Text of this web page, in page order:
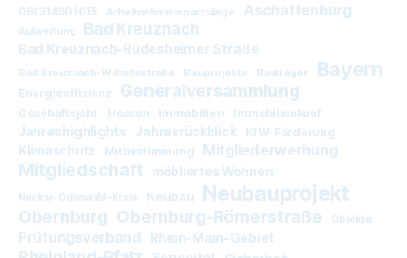
061314901015 Arbeitnehmersparzulage Aschaffenburg
Aufwertung Bad Kreuznach
Bad Kreuznach-Rüdesheimer Straße
Bad Kreuznach-Wilhelmstraße Bauprojekte Bauträger Bayern
Energieeffizienz Generalversammlung
Geschäftsjahr Hessen Immobilien Immobilienkauf
Jahreshighlights Jahresrückblick KfW-Förderung
Klimaschutz Mitbestimmung Mitgliederwerbung
Mitgliedschaft möbliertes Wohnen
Neckar-Odenwald-Kreis Neubau Neubauprojekt
Obernburg Obernburg-Römerstraße Objekte
Prüfungsverband Rhein-Main-Gebiet